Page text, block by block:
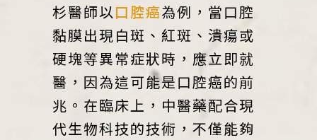
杉醫師以口腔癌為例，當口腔
黏膜出現白斑、紅斑、潰瘍或
硬塊等異常症狀時，應立即就
醫，因為這可能是口腔癌的前
兆。在臨床上，中醫藥配合現
代生物科技的技術，不僅能夠